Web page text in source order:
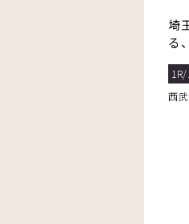
埼
る
西